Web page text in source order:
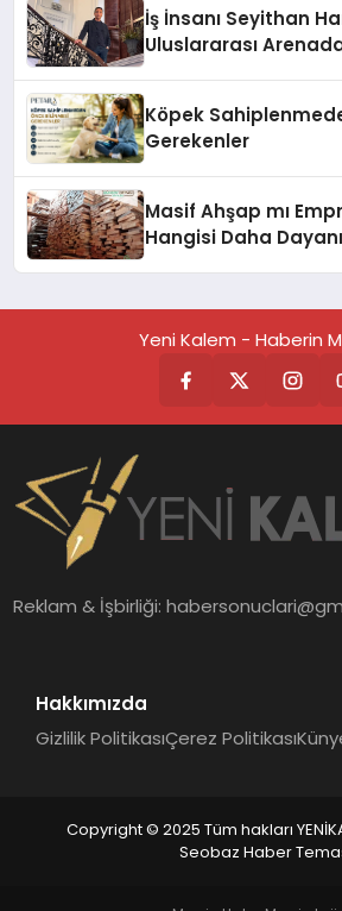
İş İnsanı Seyithan
Uluslararası
Köpek
Gerekenler
Masif Ahşap mı
Hangisi Daha
Yeni Kalem - Haberin
Reklam & İşbirliği:
Hakkımızda
Gizlilik PolitikasıÇerez Politikası
Copyright © 2025 Tüm hakları
Seobaz Haber